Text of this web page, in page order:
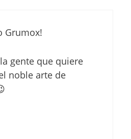
Grumox!
gente que quiere
noble arte de